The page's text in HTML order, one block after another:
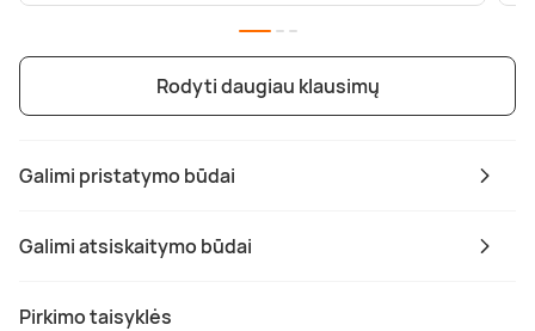
Galimi pristatymo būdai
Galimi atsiskaitymo būdai
Pirkimo taisyklės
Rodyti daugiau klausimų